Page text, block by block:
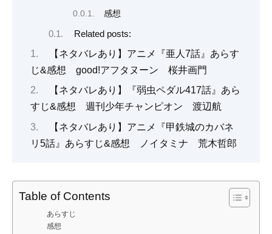
感想
Related posts:
【ネタバレあり】アニメ『亜人7話』あらす
じ&感想 good!アフタヌーン 桜井画門
【ネタバレあり】『弱虫ペダル417話』あら
すじ&感想 週刊少年チャンピオン 渡辺航
【ネタバレあり】アニメ『甲鉄城のカバネ
リ5話』あらすじ&感想 ノイタミナ 荒木哲郎
Table of Contents
あらすじ
感想